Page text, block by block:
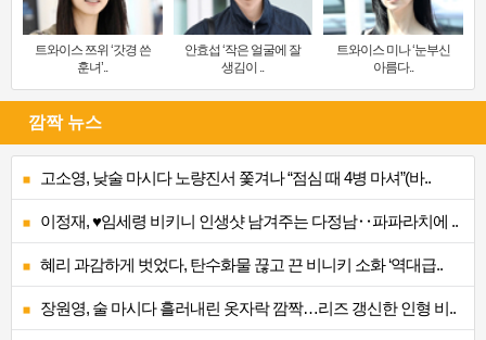
트와이스 쯔위 ‘갓경 쓴
훈녀’..
안효섭 ‘작은 얼굴에 잘
생김이 ..
트와이스 미나 ‘눈부신
아름다..
깜짝 뉴스
고소영, 낮술 마시다 노량진서 쫓겨나 “점심 때 4병 마셔”(바..
이정재, ♥임세령 비키니 인생샷 남겨주는 다정남‥파파라치에 ..
혜리 과감하게 벗었다, 탄수화물 끊고 끈 비니키 소화 ‘역대급..
장원영, 술 마시다 흘러내린 옷자락 깜짝…리즈 갱신한 인형 비..